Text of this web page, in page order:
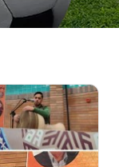
خبرها ورزش